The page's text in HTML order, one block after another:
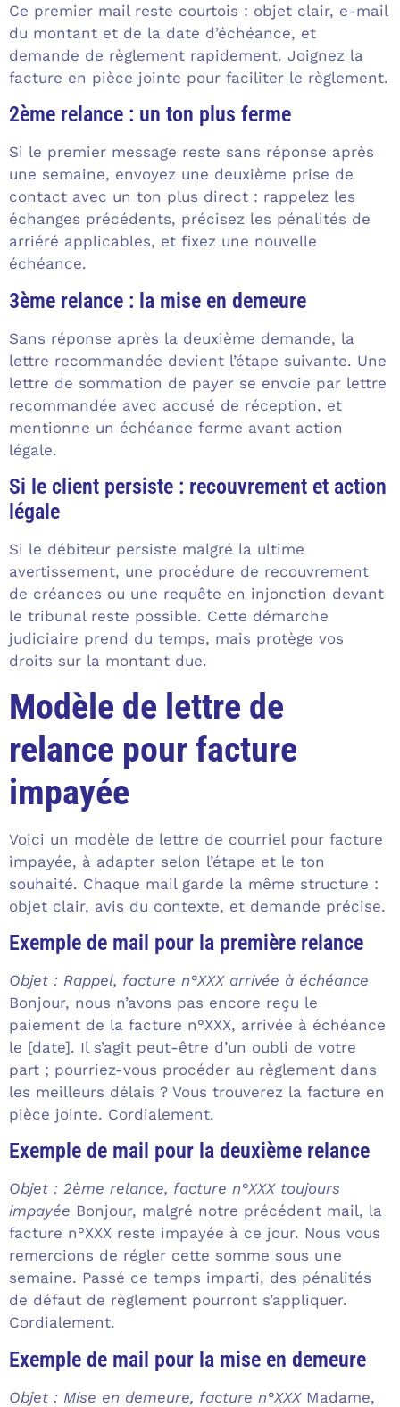
Ce premier mail reste courtois : objet clair, e-mail
du montant et de la date d’échéance, et
demande de règlement rapidement. Joignez la
facture en pièce jointe pour faciliter le règlement.
2ème relance : un ton plus ferme
Si le premier message reste sans réponse après
une semaine, envoyez une deuxième prise de
contact avec un ton plus direct : rappelez les
échanges précédents, précisez les pénalités de
arriéré applicables, et fixez une nouvelle
échéance.
3ème relance : la mise en demeure
Sans réponse après la deuxième demande, la
lettre recommandée devient l’étape suivante. Une
lettre de sommation de payer se envoie par lettre
recommandée avec accusé de réception, et
mentionne un échéance ferme avant action
légale.
Si le client persiste : recouvrement et action
légale
Si le débiteur persiste malgré la ultime
avertissement, une procédure de recouvrement
de créances ou une requête en injonction devant
le tribunal reste possible. Cette démarche
judiciaire prend du temps, mais protège vos
droits sur la montant due.
Modèle de lettre de
relance pour facture
impayée
Voici un modèle de lettre de courriel pour facture
impayée, à adapter selon l’étape et le ton
souhaité. Chaque mail garde la même structure :
objet clair, avis du contexte, et demande précise.
Exemple de mail pour la première relance
Objet : Rappel, facture n°XXX arrivée à échéance
Bonjour, nous n’avons pas encore reçu le
paiement de la facture n°XXX, arrivée à échéance
le [date]. Il s’agit peut-être d’un oubli de votre
part ; pourriez-vous procéder au règlement dans
les meilleurs délais ? Vous trouverez la facture en
pièce jointe. Cordialement.
Exemple de mail pour la deuxième relance
Objet : 2ème relance, facture n°XXX toujours
impayée Bonjour, malgré notre précédent mail, la
facture n°XXX reste impayée à ce jour. Nous vous
remercions de régler cette somme sous une
semaine. Passé ce temps imparti, des pénalités
de défaut de règlement pourront s’appliquer.
Cordialement.
Exemple de mail pour la mise en demeure
Objet : Mise en demeure, facture n°XXXMadame,